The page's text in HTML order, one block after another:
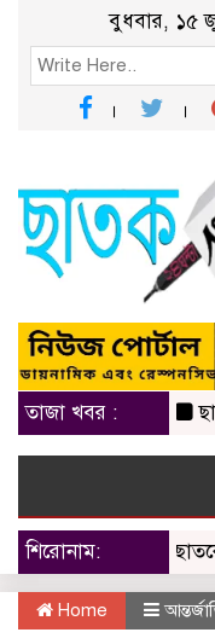
বুধবার, ১৫
তাজা খবর : ছাতকে
শিরোনাম:
ছাতকে
Home